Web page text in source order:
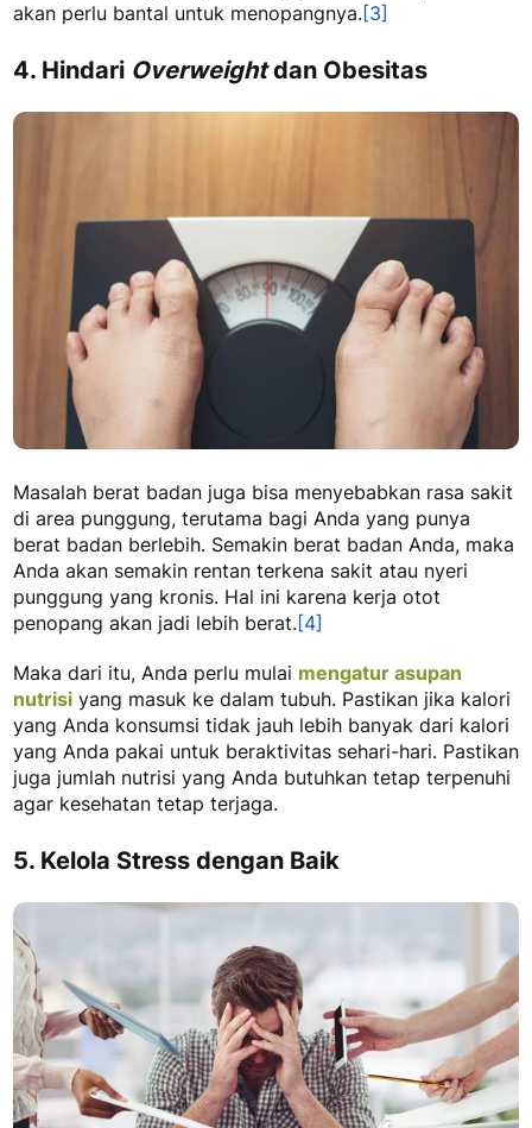
akan perlu bantal untuk menopangnya.[3]
4. Hindari Overweightdan Obesitas
Masalah berat badan juga bisa menyebabkan rasa sakit
di area punggung, terutama bagi Anda yang punya
berat badan berlebih. Semakin berat badan Anda, maka
Anda akan semakin rentan terkena sakit atau nyeri
punggung yang kronis. Hal ini karena kerja otot
penopang akan jadi lebih berat.[4]
Maka dari itu, Anda perlu mulai mengatur asupan
nutrisi yang masuk ke dalam tubuh. Pastikan jika kalori
yang Anda konsumsi tidak jauh lebih banyak dari kalori
yang Anda pakai untuk beraktivitas sehari-hari. Pastikan
juga jumlah nutrisi yang Anda butuhkan tetap terpenuhi
agar kesehatan tetap terjaga.
5. Kelola Stress dengan Baik